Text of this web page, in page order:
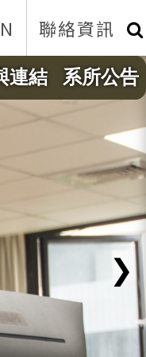
聯絡資訊
連結 系所公告
❯